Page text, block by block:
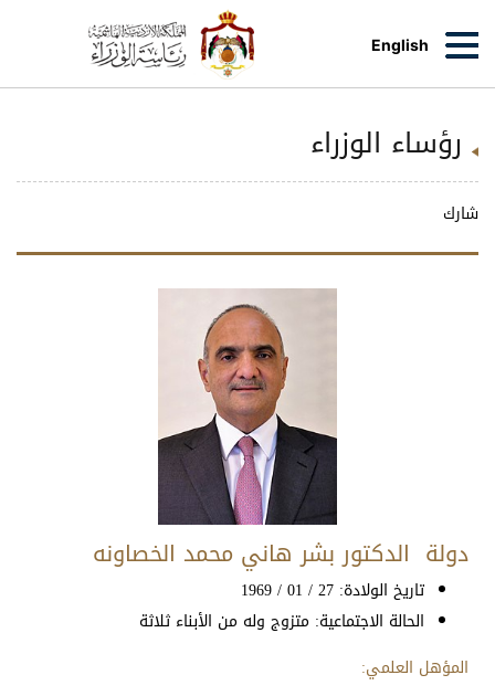
English
رؤساء الوزراء
شارك
دولة الدكتور بشر هاني محمد الخصاونه
تاريخ الولادة: 27 / 01 / 1969
الحالة الاجتماعية: متزوج وله من الأبناء ثلاثة
المؤهل العلمي: